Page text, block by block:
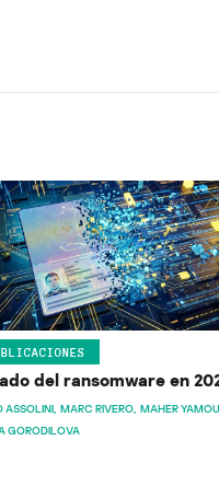
del ransomware en
ASSOLINI MARC RIVERO MAHER
GORODILOVA